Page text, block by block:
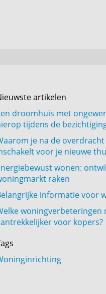
artikelen
droomhuis met
tijdens de
je na de
voor je nieuwe
wonen:
raken
informatie voor
woningverbeteringen
voor kopers?